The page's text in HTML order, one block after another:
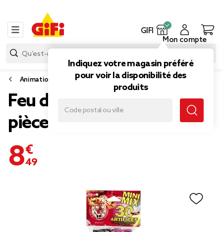
GIFI
Indiquez votre magasin préféré
pour voir la disponibilité des
produits
Mon compte
Animation de fête
Feu d'artifice Mix 30
pièces
8,49 €